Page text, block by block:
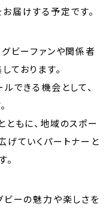
届けする予定です。
ビーファンや関係者
ております。
できる機会として、
もに、地域のスポー
げていくパートナーと
ビーの魅力や楽しさを